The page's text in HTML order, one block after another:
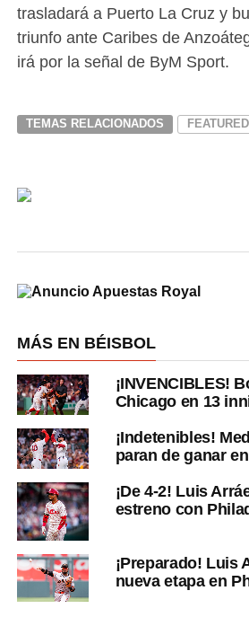
trasladará a Puerto La Cruz y
triunfo ante Caribes de
irá por la señal de ByM Sport.
TEMAS RELACIONADOS FEATURED
MÁS EN BÉISBOL
¡INVENCIBLES!
Chicago en 13
¡Indetenibles!
paran de ganar
¡De 4-2! Luis
estreno con
¡Preparado! Luis
nueva etapa en